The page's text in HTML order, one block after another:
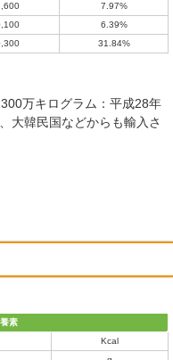
7.97%
6.39%
31.84%
万キログラム：平成28年
韓民国などからも輸入さ
素
Kcal